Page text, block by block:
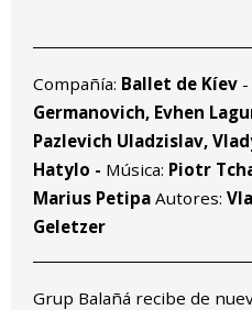
Compañía: Ballet de Kíev-
Germanovich, Evhen
Pazlevich Uladzislav,
Hatylo - Música: Piotr
Marius PetipaAutores:
Geletzer
Grup Balañá recibe de